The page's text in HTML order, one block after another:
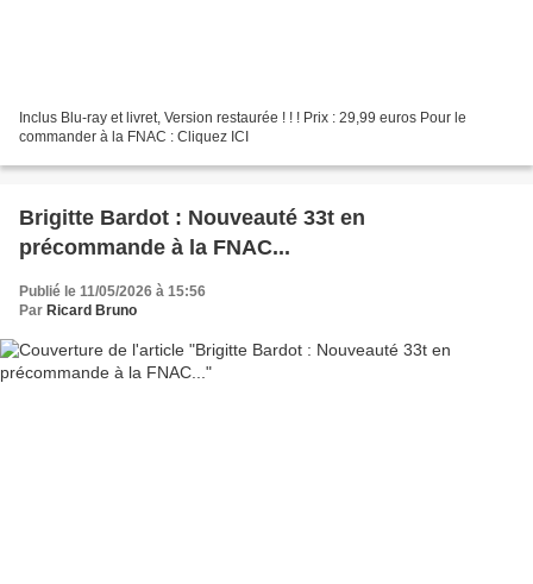
Inclus Blu-ray et livret, Version restaurée ! ! ! Prix : 29,99 euros Pour le
commander à la FNAC : Cliquez ICI
Brigitte Bardot : Nouveauté 33t en
précommande à la FNAC...
Publié le 11/05/2026 à 15:56
Par Ricard Bruno